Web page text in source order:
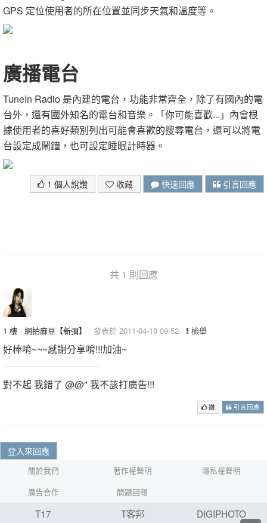
GPS 定位使用者的所在位置並同步天氣和溫度等。
廣播電台
TuneIn Radio 是內建的電台，功能非常齊全，除了有國內的電
台外，還有國外知名的電台和音樂。「你可能喜歡...」內會根
據使用者的喜好類別列出可能會喜歡的搜尋電台，還可以將電
台設定成鬧鐘，也可設定睡眠計時器。
1 個人說讚 收藏 快速回應 引言回應
共 1 則回應
1 樓 · 網拍麻豆【新彌】 · 發表於 2011-04-10 09:52 · 檢舉
好棒唷~~~感謝分享唷!!!加油~
對不起 我錯了 @@" 我不該打廣告!!!
讚 引言回應
登入來回應
關於我們 著作權聲明
隱私權聲明
廣告合作
問題回報
T17 T客邦 DIGIPHOTO